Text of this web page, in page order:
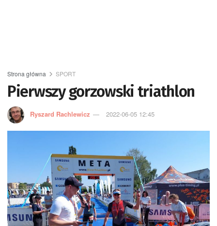
Strona główna SPORT
Pierwszy gorzowski triathlon
Ryszard Rachlewicz 2022-06-05 12:45